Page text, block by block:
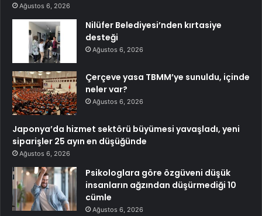
Ağustos 6, 2026
Nilüfer Belediyesi’nden kırtasiye
desteği
Ağustos 6, 2026
Çerçeve yasa TBMM’ye sunuldu, içinde
neler var?
Ağustos 6, 2026
Japonya’da hizmet sektörü büyümesi yavaşladı, yeni
siparişler 25 ayın en düşüğünde
Ağustos 6, 2026
Psikologlara göre özgüveni düşük
insanların ağzından düşürmediği 10
cümle
Ağustos 6, 2026